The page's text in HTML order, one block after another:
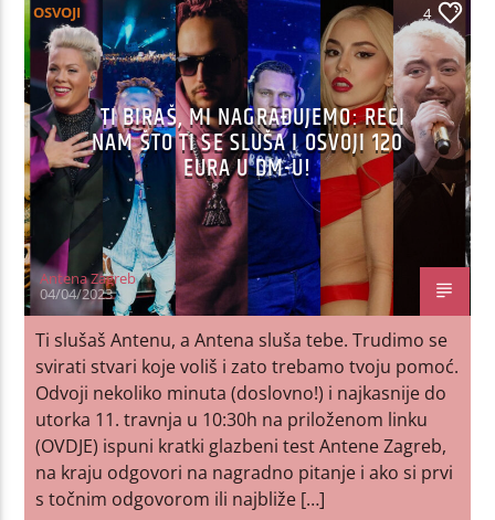
OSVOJI 4
TI BIRAŠ, MI NAGRAĐUJEMO: RECI
NAM ŠTO TI SE SLUŠA I OSVOJI 120
EURA U DM-U!
Antena Zagreb
04/04/2023
Ti slušaš Antenu, a Antena sluša tebe. Trudimo se
svirati stvari koje voliš i zato trebamo tvoju pomoć.
Odvoji nekoliko minuta (doslovno!) i najkasnije do
utorka 11. travnja u 10:30h na priloženom linku
(OVDJE) ispuni kratki glazbeni test Antene Zagreb,
na kraju odgovori na nagradno pitanje i ako si prvi
s točnim odgovorom ili najbliže […]